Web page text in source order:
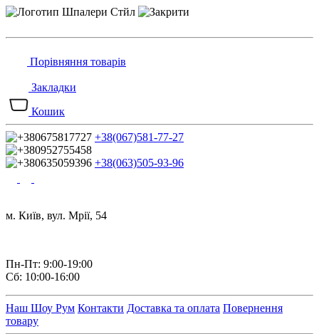
Порівняння товарів
Закладки
Кошик
+38(067)581-77-27
+38(063)505-93-96
м. Київ, вул. Мрії, 54
Пн-Пт: 9:00-19:00
Сб: 10:00-16:00
Наш Шоу Рум Контакти Доставка та оплата Повернення
товару